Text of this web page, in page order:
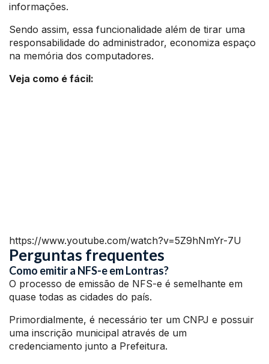
informações.
Sendo assim, essa funcionalidade além de tirar uma
responsabilidade do administrador, economiza espaço
na memória dos computadores.
Veja como é fácil:
https://www.youtube.com/watch?v=5Z9hNmYr-7U
Perguntas frequentes
Como emitir a NFS-e em Lontras?
O processo de emissão de NFS-e é semelhante em
quase todas as cidades do país.
Primordialmente, é necessário ter um CNPJ e possuir
uma inscrição municipal através de um
credenciamento junto a Prefeitura.